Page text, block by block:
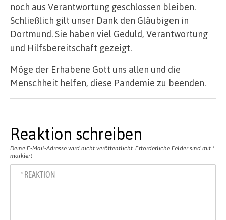
noch aus Verantwortung geschlossen bleiben.
Schließlich gilt unser Dank den Gläubigen in
Dortmund. Sie haben viel Geduld, Verantwortung
und Hilfsbereitschaft gezeigt.
Möge der Erhabene Gott uns allen und die
Menschheit helfen, diese Pandemie zu beenden.
Reaktion schreiben
Deine E-Mail-Adresse wird nicht veröffentlicht. Erforderliche Felder sind mit *
markiert